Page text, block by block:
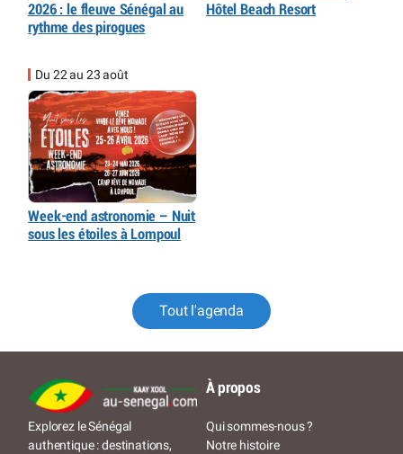
2026 : le fleuve Sénégal au
rythme des pirogues
Hôtel Beach Resort
Du 22 au 23 août
Week-end astronomie – Nuit
sous les étoiles à Lompoul
Tout l'agenda
Explorez le Sénégal
authentique : destinations,
À propos
Qui sommes-nous ?
Notre histoire